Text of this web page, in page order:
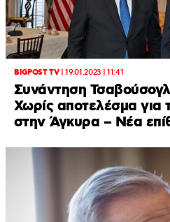
BIGPOST TV|19.01.2023 | 11:41
Συνάντηση
Χωρίς αποτελέσμα για
στην Άγκυρα – Νέα